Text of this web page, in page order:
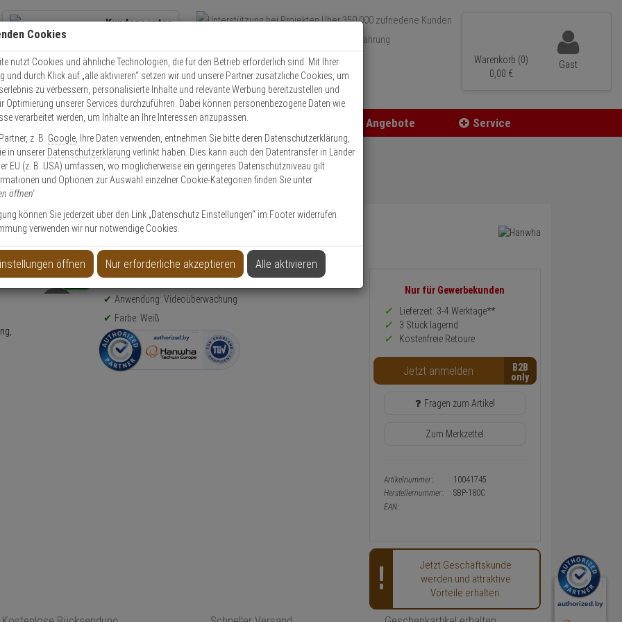
Kundencenter
Kontaktservice nutzen
Mo. - Do.: 8:00 - 16:30 Fr. 8:00 - 14:00 Uhr
Über 350.000 zufriedene Kunden
Über 15 Jahre Erfahrung
Schneller Versand
Warenkorb (0)
0, 00 €
Gast
Zutritt Einbruch Angebote Service
SBP-180C Befestigungslochabdeckung, Weiß
Weiß
NEU Produktinformationen
Zubehörartikel - Modell: Hanwha Vision Zubehör
Anwendung: Videoüberwachung
Farbe: Weiß
Informationen
Preis,
Verfügbakeit
und
oder
Konfigurieren-
Button
Nur für Gewerbekunden
Lieferzeit: 3-4 Werktage**
3 Stück lagernd
Kostenfreie Retoure
Jetzt anmelden B2B
Fragen zum Artikel
Zum Merkzettel
Artikelnummer:
10041745
Herstellernummer:
SBP-180C
EAN:
Jetzt Geschäftskunde
werden und attraktive
Vorteile erhalten.
Cookies
nutzt Cookies und ähnliche Technologien, die für den Betrieb erforderlich sind. Mit Ihrer
und durch Klick auf „alle aktivieren“ setzen wir und unsere Partner zusätzliche Cookies, um
zu verbessern, personalisierte Inhalte und relevante Werbung bereitzustellen und
Optimierung unserer Services durchzuführen. Dabei können personenbezogene Daten wie
verarbeitet werden, um Inhalte an Ihre Interessen anzupassen.
z. B. Google , Ihre Daten verwenden, entnehmen Sie bitte deren Datenschutzerklärung,
in unserer Datenschutzerklärung verlinkt haben. Dies kann auch den Datentransfer in Länder
EU (z. B. USA) umfassen, wo möglicherweise ein geringeres Datenschutzniveau gilt.
und Optionen zur Auswahl einzelner Cookie-Kategorien finden Sie unter
öffnen'.
können Sie jederzeit über den Link „Datenschutz Einstellungen“ im Footer widerrufen.
verwenden wir nur notwendige Cookies.
öffnen Nur erforderliche akzeptieren Alle aktivieren